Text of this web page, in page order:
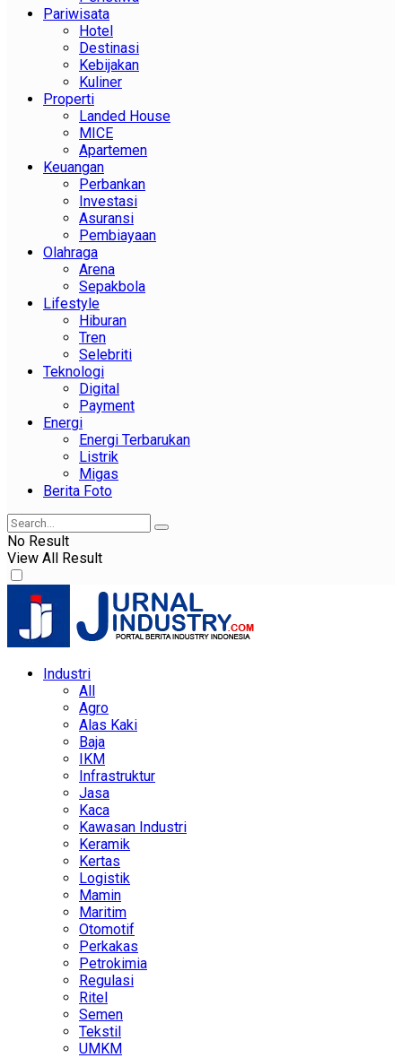
Pariwisata
Hotel
Destinasi
Kebijakan
Kuliner
Properti
Landed House
MICE
Apartemen
Keuangan
Perbankan
Investasi
Asuransi
Pembiayaan
Olahraga
Arena
Sepakbola
Lifestyle
Hiburan
Tren
Selebriti
Teknologi
Digital
Payment
Energi
Energi Terbarukan
Listrik
Migas
Berita Foto
No Result
View All Result
Industri
All
Agro
Alas Kaki
Baja
IKM
Infrastruktur
Jasa
Kaca
Kawasan Industri
Keramik
Kertas
Logistik
Mamin
Maritim
Otomotif
Perkakas
Petrokimia
Regulasi
Ritel
Semen
Tekstil
UMKM